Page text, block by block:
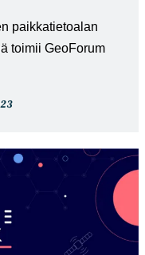
paikkatietoalan
toimii GeoForum